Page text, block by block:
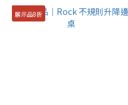
展示品8折